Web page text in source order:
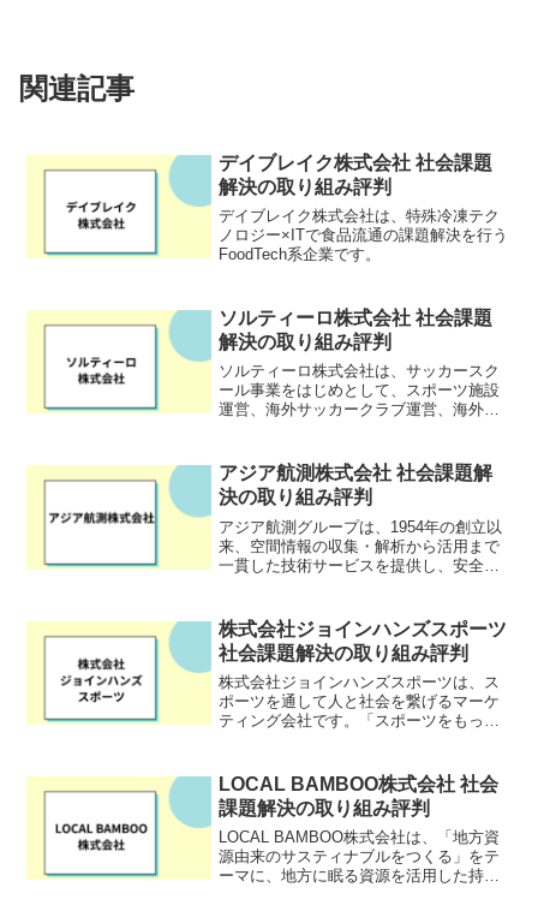
関連記事
デイブレイク株式会社 社会課題
解決の取り組み評判
デイブレイク株式会社は、特殊冷凍テク
ノロジー×ITで食品流通の課題解決を行う
FoodTech系企業です。
ソルティーロ株式会社 社会課題
解決の取り組み評判
ソルティーロ株式会社は、サッカースク
ール事業をはじめとして、スポーツ施設
運営、海外サッカークラブ運営、海外イ
事業であり、サッカースクールは日本国
内48校、海外6校を展開...
アジア航測株式会社 社会課題解
決の取り組み評判
アジア航測グループは、1954年の創立以
来、空間情報の収集・解析から活用まで
一貫した技術サービスを提供し、安全で
空機やセンサーを用いた空間情報の収
集・解析、国土保全や社...
株式会社ジョインハンズスポーツ
社会課題解決の取り組み評判
株式会社ジョインハンズスポーツは、ス
ポーツを通して人と社会を繋げるマーケ
ティング会社です。「スポーツをもっと
ブランドのマーケティングサポートをし
ています。HP:
LOCAL BAMBOO株式会社 社会
課題解決の取り組み評判
LOCAL BAMBOO株式会社は、「地方資
源由来のサスティナブルをつくる」をテ
ーマに、地方に眠る資源を活用した持続